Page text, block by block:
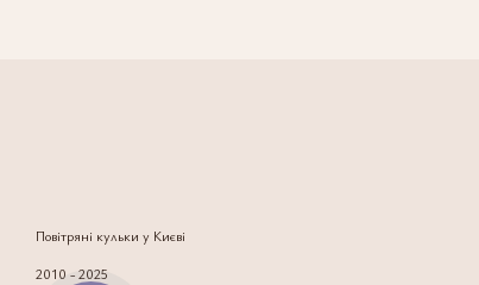
Повітряні кульки у Києві
2010 - 2025